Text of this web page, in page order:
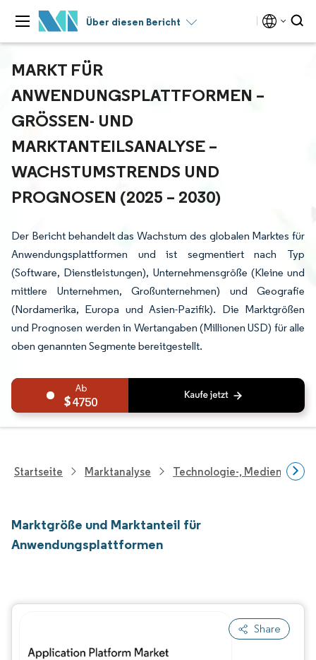
Über diesen Bericht
MARKT FÜR
ANWENDUNGSPLATTFORMEN –
GRÖSSEN- UND M
ARKTANTEILSANALYSE – W
ACHSTUMSTRENDS UND P
ROGNOSEN (2025 – 2030)
Der Bericht behandelt das Wachstum des globalen Marktes für
Anwendungsplattformen und ist segmentiert nach Typ
(Software, Dienstleistungen), Unternehmensgröße (Kleine und
mittlere Unternehmen, Großunternehmen) und Geografie
(Nordamerika, Europa und Asien-Pazifik). Die Marktgrößen
und Prognosen werden in Wertangaben (Millionen USD) für alle
oben genannten Segmente bereitgestellt.
4750
Startseite Marktanalyse Technologie-, Medien- Und
Marktgröße und Marktanteil für
Anwendungsplattformen
Share